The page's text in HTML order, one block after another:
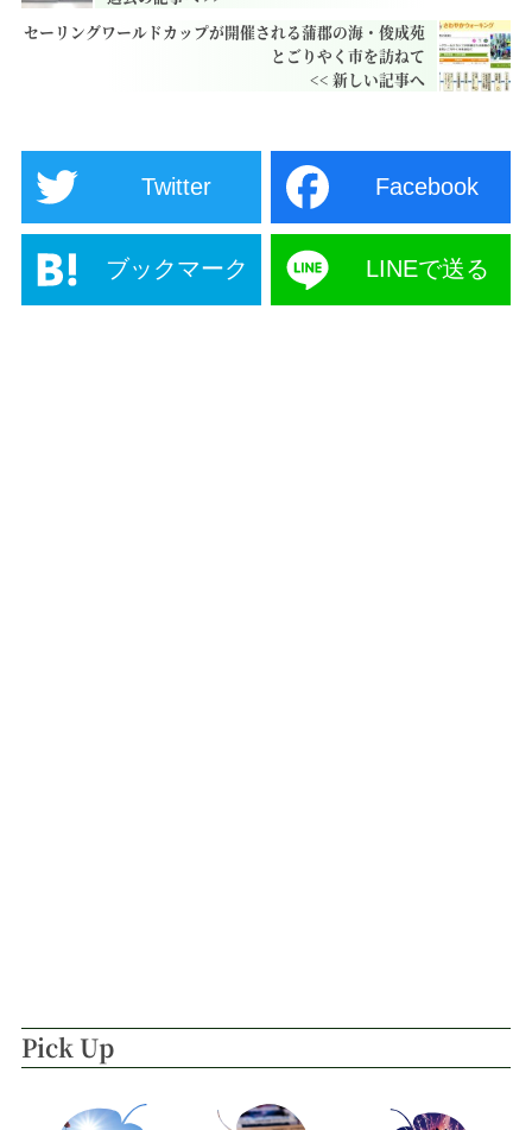
セーリングワールドカップが開催される蒲郡の海・俊成苑
とごりやく市を訪ねて
Twitter Facebook
ブックマーク LINEで送る
Pick Up